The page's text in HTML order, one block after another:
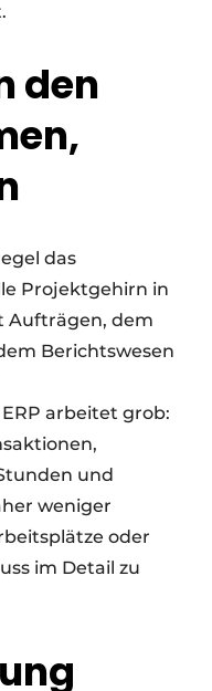
den
das
Projektgehirn in
Aufträgen, dem
Berichtswesen
arbeitet grob:
und
weniger
oder
im Detail zu